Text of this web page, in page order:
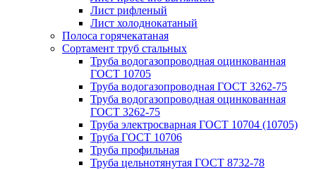
Лист рифленый
Лист холоднокатаный
Полоса горячекатаная
Сортамент труб стальных
Труба водогазопроводная оцинкованная
ГОСТ 10705
Труба водогазопроводная ГОСТ 3262-75
Труба водогазопроводная оцинкованная
ГОСТ 3262-75
Труба электросварная ГОСТ 10704 (10705)
Труба ГОСТ 10706
Труба профильная
Труба цельнотянутая ГОСТ 8732-78